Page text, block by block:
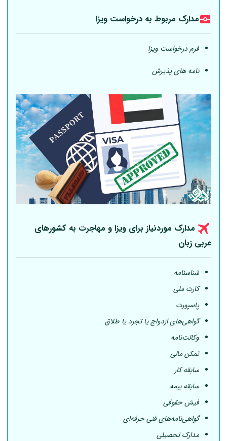
مدارک مربوط به درخواست ویزا
فرم درخواست ویزا
نامه های پذیرش
مدارک موردنیاز برای ویزا و مهاجرت به کشورهای
عربی زبان
شناسنامه
کارت ملی
پاسپورت
گواهی‌های ازدواج یا تجرد یا طلاق
وکالت‌نامه
تمکن مالی
سابقه کار
سابقه بیمه
فیش حقوقی
گواهی‌نامه‌های فنی حرفه‌ای
مدارک تحصیلی